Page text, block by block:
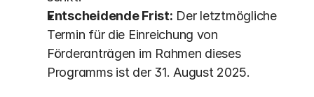
Entscheidende Frist: Der letztmögliche
Termin für die Einreichung von
Förderanträgen im Rahmen dieses
Programms ist der 31. August 2025.